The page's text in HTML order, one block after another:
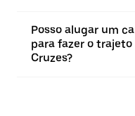
Posso alugar um
para fazer o
Cruzes?